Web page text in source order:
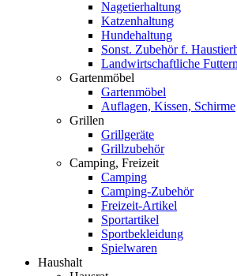
Nagetierhaltung
Katzenhaltung
Hundehaltung
Sonst. Zubehör f.
Landwirtschaftliche
Gartenmöbel
Gartenmöbel
Auflagen, Kissen, Schirme
Grillen
Grillgeräte
Grillzubehör
Camping, Freizeit
Camping
Camping-Zubehör
Freizeit-Artikel
Sportartikel
Sportbekleidung
Spielwaren
Haushalt